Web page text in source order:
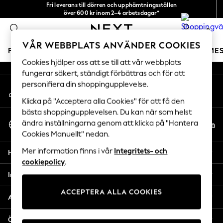
Fri leverans till dörren och upphämtningsställen
över 600 kr inom 2–4 arbetsdagar*
0
FLICKOR POJKAR BABY DAMER HERRAR
GIRLS
New In
50 - 92cm
98 - 110cm
116 - 134cm
140 - 174cm
Trending: Top & Short Sets
Trending: Clogs
All Clothing
Coats & Jackets
Sweatshirts & Hoodies
An error occurred on client
Våra sociala nätverk
Mitt konto
Logga in på ditt konto
Välj Språk
Svenska
Sv En
Hjälp
Integritet & Juridik
Avdelningar
Övriga tjänster
VÅR WEBBPLATS ANVÄNDER COOKIES
Cookies hjälper oss att se till att vår webbplats
fungerar säkert, ständigt förbättras och för att
personifiera din shoppingupplevelse.
Klicka på "Acceptera alla Cookies" för att få den
bästa shoppingupplevelsen. Du kan när som helst
ändra inställningarna genom att klicka på "Hantera
Cookies Manuellt" nedan.
Mer information finns i vår Integritets- och
cookiepolicy.
ACCEPTERA ALLA COOKIES